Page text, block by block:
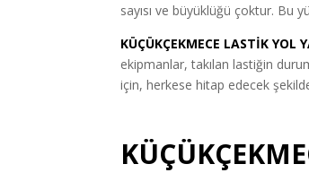
sayısı ve büyüklüğü çoktur. Bu
KÜÇÜKÇEKMECE LASTİK YOL
ekipmanlar, takılan lastiğin
için, herkese hitap edecek